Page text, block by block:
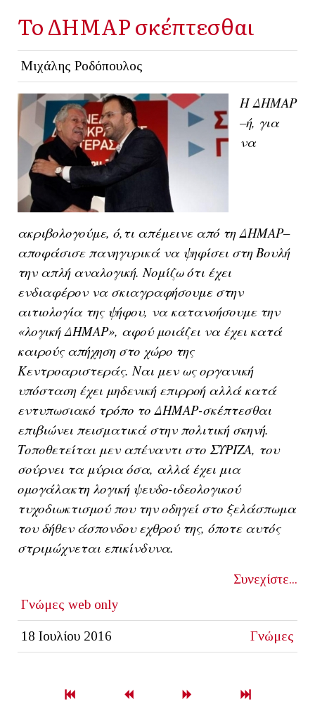
Το ΔΗΜΑΡ σκέπτεσθαι
Μιχάλης Ροδόπουλος
Η ΔΗΜΑΡ
–ή, για
να
ακριβολογούμε, ό,τι απέμεινε από τη ΔΗΜΑΡ–
αποφάσισε πανηγυρικά να ψηφίσει στη Βουλή
την απλή αναλογική. Νομίζω ότι έχει
ενδιαφέρον να σκιαγραφήσουμε στην
αιτιολογία της ψήφου, να κατανοήσουμε την
«λογική ΔΗΜΑΡ», αφού μοιάζει να έχει κατά
καιρούς απήχηση στο χώρο της
Κεντροαριστεράς. Ναι μεν ως οργανική
υπόσταση έχει μηδενική επιρροή αλλά κατά
εντυπωσιακό τρόπο το ΔΗΜΑΡ-σκέπτεσθαι
επιβιώνει πεισματικά στην πολιτική σκηνή.
Τοποθετείται μεν απέναντι στο ΣΥΡΙΖΑ, του
σούρνει τα μύρια όσα, αλλά έχει μια
ομογάλακτη λογική ψευδο-ιδεολογικού
τυχοδιωκτισμού που την οδηγεί στο ξελάσπωμα
του δήθεν άσπονδου εχθρού της, όποτε αυτός
στριμώχνεται επικίνδυνα.
Συνεχίστε...
Γνώμες web only
18 Ιουλίου 2016 Γνώμες